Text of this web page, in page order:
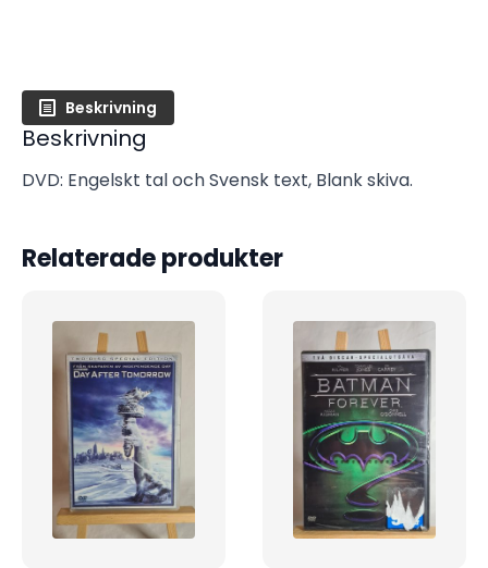
Beskrivning
Beskrivning
DVD: Engelskt tal och Svensk text, Blank skiva.
Relaterade produkter